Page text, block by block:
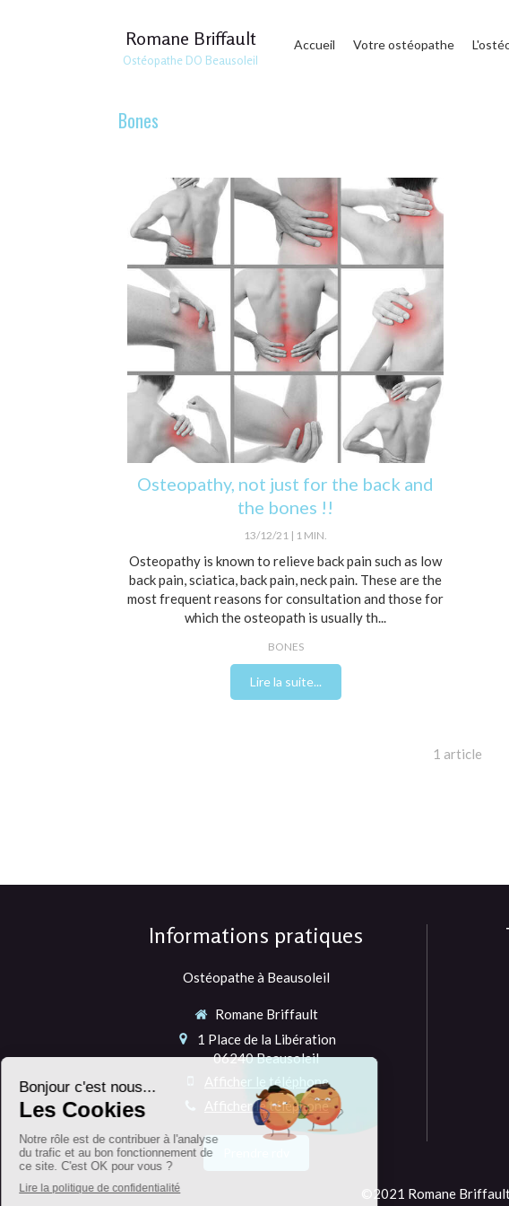
Accueil Votre ostéopathe
Romane Briffault
Ostéopathe DO Beausoleil
Bones
Osteopathy, not just for the back and
the bones !!
13/12/21 1 MIN.
Osteopathy is known to relieve back pain such as low
back pain, sciatica, back pain, neck pain. These are the
most frequent reasons for consultation and those for
which the osteopath is usually th...
BONES
Lire la suite...
1 article
Informations pratiques
Ostéopathe à Beausoleil
Romane Briffault
1 Place de la Libération
06240Beausoleil
Afficher le téléphone
Afficher le téléphone
©2021 Romane